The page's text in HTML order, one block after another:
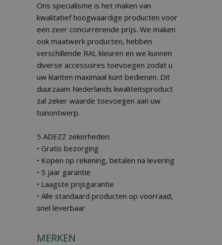
Ons specialisme is het maken van
kwalitatief hoogwaardige producten voor
een zeer concurrerende prijs. We maken
ook maatwerk producten, hebben
verschillende RAL kleuren en we kunnen
diverse accessoires toevoegen zodat u
uw klanten maximaal kunt bedienen. Dit
duurzaam Nederlands kwaliteitsproduct
zal zeker waarde toevoegen aan uw
tuinontwerp.
5 ADEZZ zekerheden:
• Gratis bezorging
• Kopen op rekening, betalen na levering
• 5 jaar garantie
• Laagste prijsgarantie
• Alle standaard producten op voorraad,
snel leverbaar
MERKEN